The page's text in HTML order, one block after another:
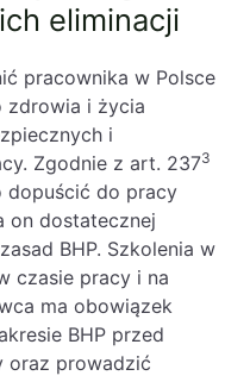
eliminacji
pracownika w Polsce
zdrowia i życia
i
Zgodnie z art. 2373
dopuścić do pracy
on dostatecznej
BHP. Szkolenia w
czasie pracy i na
ma obowiązek
BHP przed
oraz prowadzić